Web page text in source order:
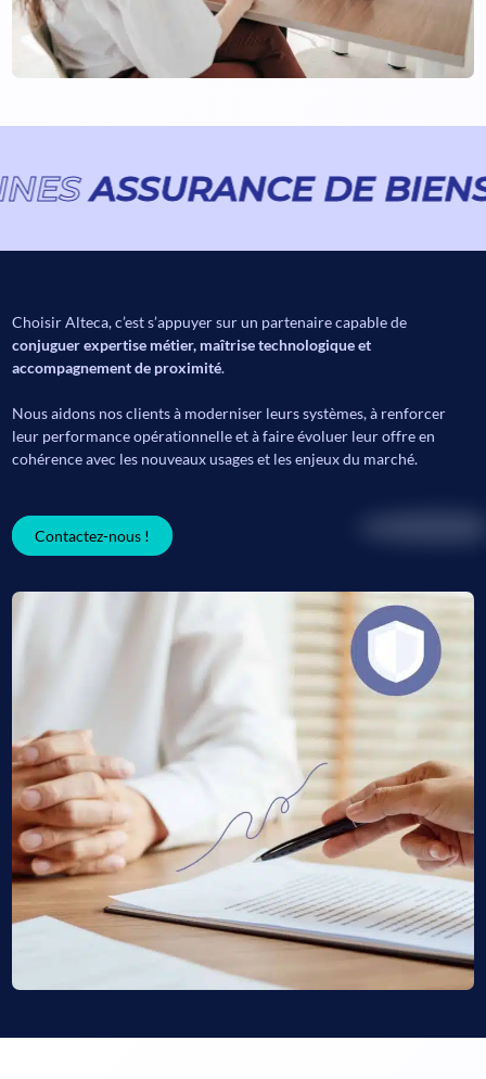
ASSURANCE DE BIENS
Choisir Alteca, c’est s’appuyer sur un partenaire capable de
conjuguer expertise métier, maîtrise technologique et
accompagnement de proximité.
Nous aidons nos clients à moderniser leurs systèmes, à renforcer
leur performance opérationnelle et à faire évoluer leur offre en
cohérence avec les nouveaux usages et les enjeux du marché.
Contactez-nous !